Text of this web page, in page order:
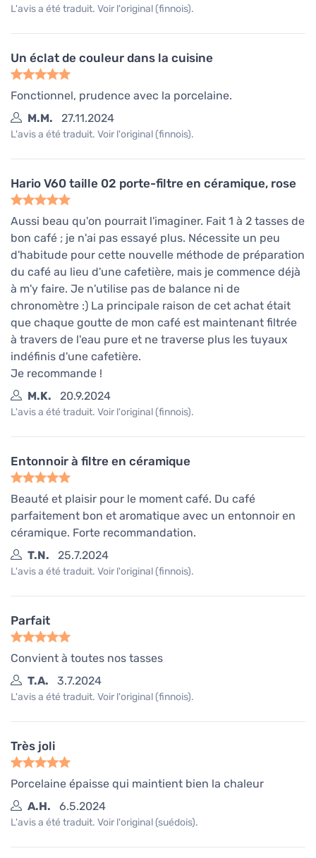
L'avis a été traduit. Voir l'original (finnois).
Un éclat de couleur dans la cuisine
Fonctionnel, prudence avec la porcelaine.
M.M.
27.11.2024
L'avis a été traduit. Voir l'original (finnois).
Hario V60 taille 02 porte-filtre en céramique, rose
Aussi beau qu'on pourrait l'imaginer. Fait 1 à 2 tasses de
bon café ; je n'ai pas essayé plus. Nécessite un peu
d'habitude pour cette nouvelle méthode de préparation
du café au lieu d'une cafetière, mais je commence déjà
à m'y faire. Je n'utilise pas de balance ni de
chronomètre :) La principale raison de cet achat était
que chaque goutte de mon café est maintenant filtrée
à travers de l'eau pure et ne traverse plus les tuyaux
indéfinis d'une cafetière.
Je recommande !
M.K.
20.9.2024
L'avis a été traduit. Voir l'original (finnois).
Entonnoir à filtre en céramique
Beauté et plaisir pour le moment café. Du café
parfaitement bon et aromatique avec un entonnoir en
céramique. Forte recommandation.
T.N.
25.7.2024
L'avis a été traduit. Voir l'original (finnois).
Parfait
Convient à toutes nos tasses
T.A.
3.7.2024
L'avis a été traduit. Voir l'original (finnois).
Très joli
Porcelaine épaisse qui maintient bien la chaleur
A.H.
6.5.2024
L'avis a été traduit. Voir l'original (suédois).